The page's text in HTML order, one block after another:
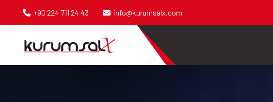
+90 224 711 24 43 info@kurumsalx.com